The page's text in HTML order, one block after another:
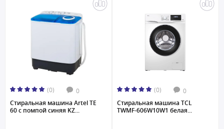
(0) 0
Стиральная машина Artel TE
60 с помпой синяя KZ...
(0) 0
Стиральная машина TCL
TWMF-606W10W1 белая...